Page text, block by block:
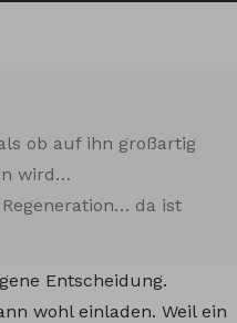
ob auf ihn großartig
wird…
da ist
Entscheidung.
wohl einladen. Weil ein